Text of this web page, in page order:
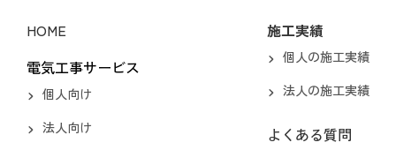
HOME
電気工事サービス
個人向け
法人向け
施工実績
個人の施工実績
法人の施工実績
よくある質問